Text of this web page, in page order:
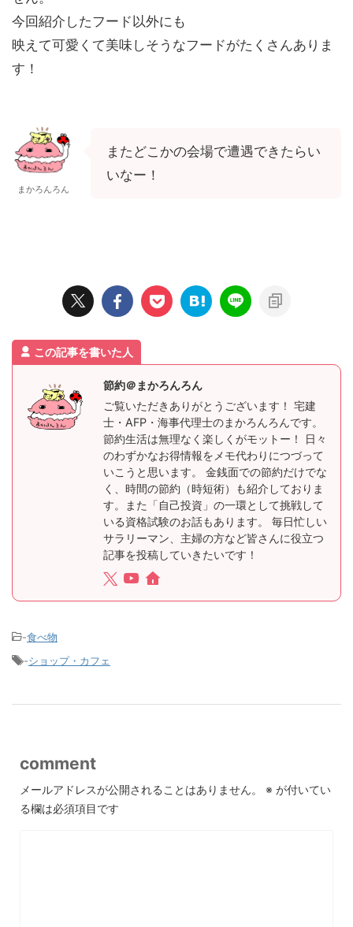
今回紹介したフード以外にも
映えて可愛くて美味しそうなフードがたくさんありま
す！
まかろんろん
またどこかの会場で遭遇できたらい
いなー！
この記事を書いた人
節約＠まかろんろん
ご覧いただきありがとうございます！ 宅建
士・AFP・海事代理士のまかろんろんです。
節約生活は無理なく楽しくがモットー！ 日々
のわずかなお得情報をメモ代わりにつづって
いこうと思います。 金銭面での節約だけでな
く、時間の節約（時短術）も紹介しておりま
す。また「自己投資」の一環として挑戦して
いる資格試験のお話もあります。 毎日忙しい
サラリーマン、主婦の方など皆さんに役立つ
記事を投稿していきたいです！
-食べ物
-ショップ・カフェ
comment
メールアドレスが公開されることはありません。 ※ が付いてい
る欄は必須項目です